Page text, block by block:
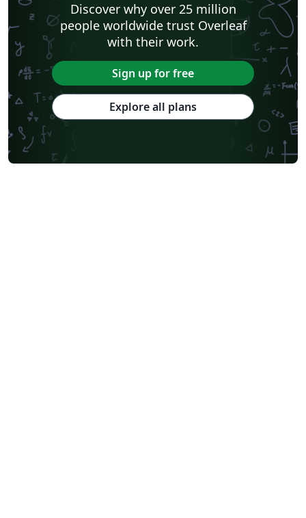
Discover why over 25 million
people worldwide trust Overleaf
with their work.
Sign up for free
Explore all plans